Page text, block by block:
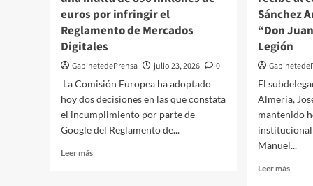
OCALDRUM
euros por infringir el
Reglamento de Mercados
Digitales
GabinetedePrensa julio 23, 2026
0
La Comisión Europea ha adoptado
hoy dos decisiones en las que constata
el incumplimiento por parte de
Google del Reglamento de...
Leer másLeer
Sánchez
“Don
Legión
El
Almería,
mantenido
institucional
Manuel...
Leer másLeer